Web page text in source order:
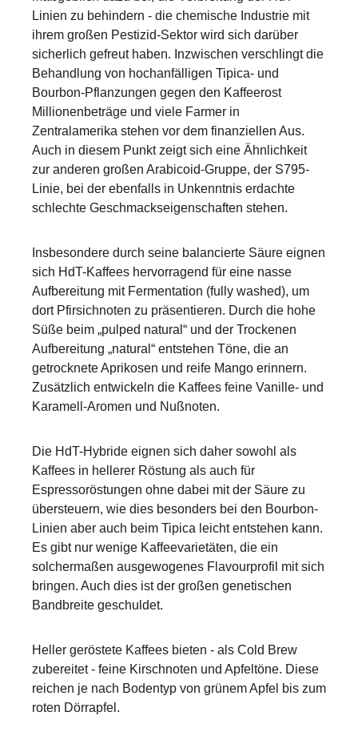
Linien zu behindern - die chemische Industrie mit
ihrem großen Pestizid-Sektor wird sich darüber
sicherlich gefreut haben. Inzwischen verschlingt die
Behandlung von hochanfälligen Tipica- und
Bourbon-Pflanzungen gegen den Kaffeerost
Millionenbeträge und viele Farmer in
Zentralamerika stehen vor dem finanziellen Aus.
Auch in diesem Punkt zeigt sich eine Ähnlichkeit
zur anderen großen Arabicoid-Gruppe, der S795-
Linie, bei der ebenfalls in Unkenntnis erdachte
schlechte Geschmackseigenschaften stehen.
Insbesondere durch seine balancierte Säure eignen
sich HdT-Kaffees hervorragend für eine nasse
Aufbereitung mit Fermentation (fully washed), um
dort Pfirsichnoten zu präsentieren. Durch die hohe
Süße beim „pulped natural“ und der Trockenen
Aufbereitung „natural“ entstehen Töne, die an
getrocknete Aprikosen und reife Mango erinnern.
Zusätzlich entwickeln die Kaffees feine Vanille- und
Karamell-Aromen und Nußnoten.
Die HdT-Hybride eignen sich daher sowohl als
Kaffees in hellerer Röstung als auch für
Espressoröstungen ohne dabei mit der Säure zu
übersteuern, wie dies besonders bei den Bourbon-
Linien aber auch beim Tipica leicht entstehen kann.
Es gibt nur wenige Kaffeevarietäten, die ein
solchermaßen ausgewogenes Flavourprofil mit sich
bringen. Auch dies ist der großen genetischen
Bandbreite geschuldet.
Heller geröstete Kaffees bieten - als Cold Brew
zubereitet - feine Kirschnoten und Apfeltöne. Diese
reichen je nach Bodentyp von grünem Apfel bis zum
roten Dörrapfel.